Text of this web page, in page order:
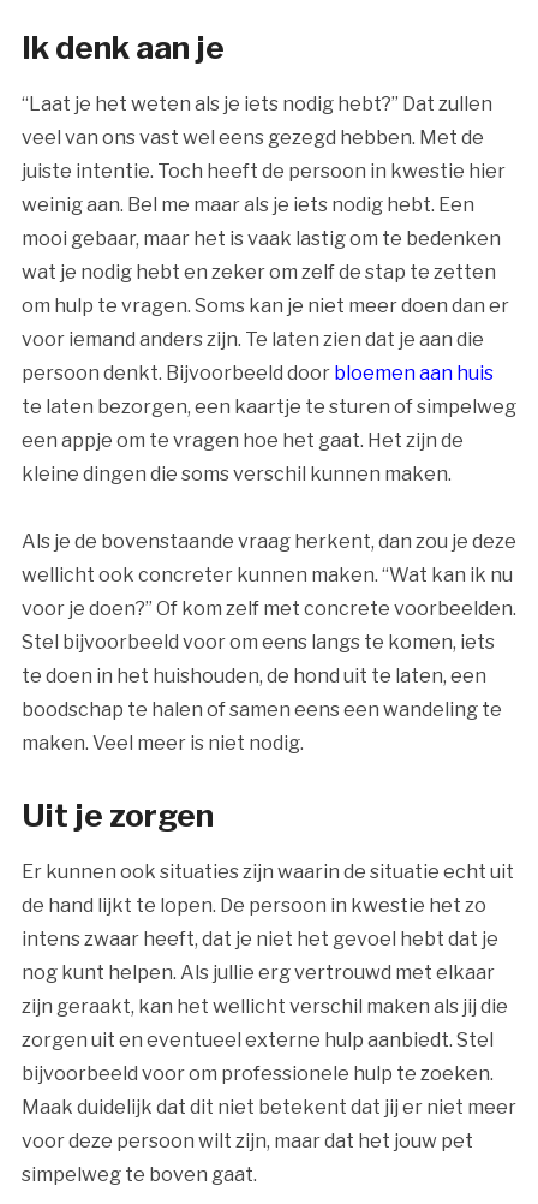
Ik denk aan je
“Laat je het weten als je iets nodig hebt?” Dat zullen
veel van ons vast wel eens gezegd hebben. Met de
juiste intentie. Toch heeft de persoon in kwestie hier
weinig aan. Bel me maar als je iets nodig hebt. Een
mooi gebaar, maar het is vaak lastig om te bedenken
wat je nodig hebt en zeker om zelf de stap te zetten
om hulp te vragen. Soms kan je niet meer doen dan er
voor iemand anders zijn. Te laten zien dat je aan die
persoon denkt. Bijvoorbeeld door bloemen aan huis
te laten bezorgen, een kaartje te sturen of simpelweg
een appje om te vragen hoe het gaat. Het zijn de
kleine dingen die soms verschil kunnen maken.
Als je de bovenstaande vraag herkent, dan zou je deze
wellicht ook concreter kunnen maken. “Wat kan ik nu
voor je doen?” Of kom zelf met concrete voorbeelden.
Stel bijvoorbeeld voor om eens langs te komen, iets
te doen in het huishouden, de hond uit te laten, een
boodschap te halen of samen eens een wandeling te
maken. Veel meer is niet nodig.
Uit je zorgen
Er kunnen ook situaties zijn waarin de situatie echt uit
de hand lijkt te lopen. De persoon in kwestie het zo
intens zwaar heeft, dat je niet het gevoel hebt dat je
nog kunt helpen. Als jullie erg vertrouwd met elkaar
zijn geraakt, kan het wellicht verschil maken als jij die
zorgen uit en eventueel externe hulp aanbiedt. Stel
bijvoorbeeld voor om professionele hulp te zoeken.
Maak duidelijk dat dit niet betekent dat jij er niet meer
voor deze persoon wilt zijn, maar dat het jouw pet
simpelweg te boven gaat.